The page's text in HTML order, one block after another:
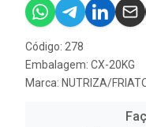
Código: 278
Embalagem: CX-20KG
Marca: NUTRIZA/